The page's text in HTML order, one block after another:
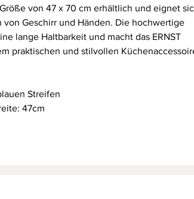
von 47 x 70 cm erhältlich und eignet
Geschirr und Händen. Die hochwertige
lange Haltbarkeit und macht das ERNST
praktischen und stilvollen
Streifen
47cm